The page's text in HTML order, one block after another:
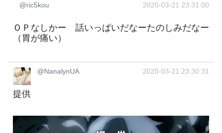
@ric5kou 2020-03-21 23:31:00
ＯＰなしかー 話いっぱいだなーたのしみだなー
（胃が痛い）
@NanalynUA 2020-03-21 23:30:31
提供